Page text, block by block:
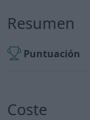
Resumen
Puntuación
Coste